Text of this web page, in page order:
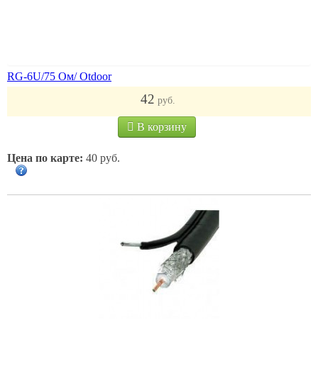
RG-6U/75 Oм/ Otdoor
42 руб.
В корзину
Цена по карте: 40 руб.